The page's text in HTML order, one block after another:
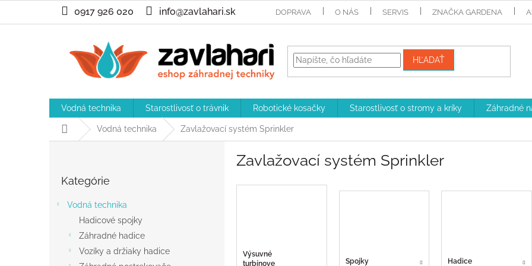
obsah
0917 926 020 info@zavlahari.sk DOPRAVA O NÁS SERVIS ZNAČKA GARDENA
HĽADAŤ
Vodná technika Starostlivosť o trávnik Robotické kosačky Starostlivosť o stromy a kríky Záhradné
DomovVodná technika Zavlažovací systém Sprinkler
kategórie
Kategórie
Vodná technika
Hadicové spojky
Záhradné hadice
Vozíky a držiaky hadice
Zavlažovací systém Sprinkler
Výsuvné
turbínove
Spojky Hadice